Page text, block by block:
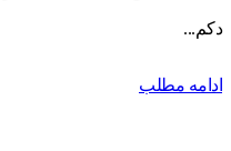
دکم...
ادامه مطلب